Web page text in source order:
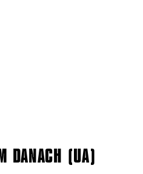
DANACH (UA)